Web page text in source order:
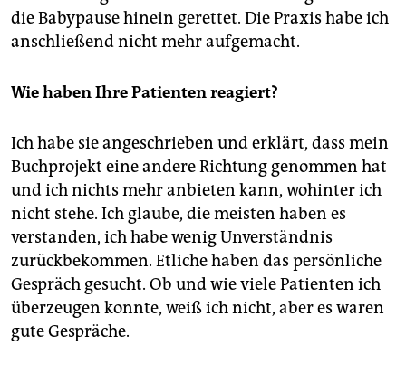
die Babypause hinein gerettet. Die Praxis habe ich
anschließend nicht mehr aufgemacht.
Wie haben Ihre Patienten reagiert?
Ich habe sie angeschrieben und erklärt, dass mein
Buchprojekt eine andere Richtung genommen hat
und ich nichts mehr anbieten kann, wohinter ich
nicht stehe. Ich glaube, die meisten haben es
verstanden, ich habe wenig Unverständnis
zurückbekommen. Etliche haben das persönliche
Gespräch gesucht. Ob und wie viele Patienten ich
überzeugen konnte, weiß ich nicht, aber es waren
gute Gespräche.